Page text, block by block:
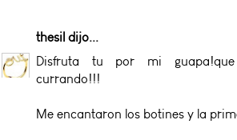
thesil dijo...
Disfruta tu por mi
currando!!!
Me encantaron los botines y la